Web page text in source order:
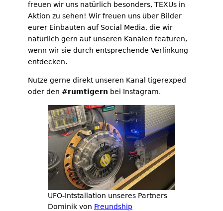
freuen wir uns natürlich besonders, TEXUs in
Aktion zu sehen! Wir freuen uns über Bilder
eurer Einbauten auf Social Media, die wir
natürlich gern auf unseren Kanälen featuren,
wenn wir sie durch entsprechende Verlinkung
entdecken.
Nutze gerne direkt unseren Kanal tigerexped
oder den #rumtigern bei Instagram.
UFO-Intstallation unseres Partners
Dominik von Freundship